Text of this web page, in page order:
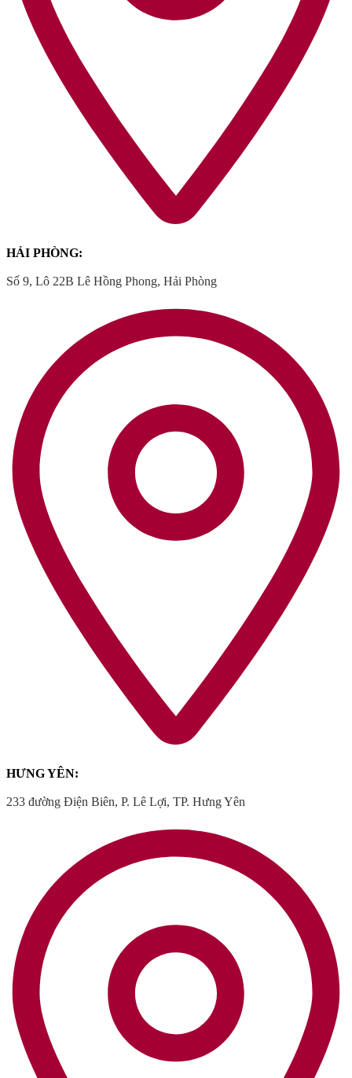
HẢI PHÒNG:
Số 9, Lô 22B Lê Hồng Phong, Hải Phòng
HƯNG YÊN:
233 đường Điện Biên, P. Lê Lợi, TP. Hưng Yên